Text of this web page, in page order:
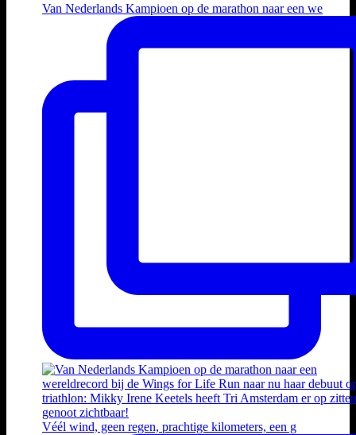
Van Nederlands Kampioen op de marathon naar een we
Véél wind, geen regen, prachtige kilometers, een g